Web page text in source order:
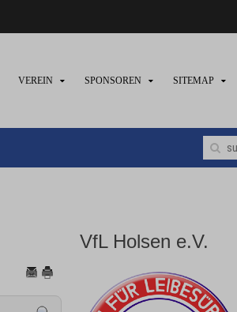
VEREIN SPONSOREN SITEMAP
VfL Holsen e.V.